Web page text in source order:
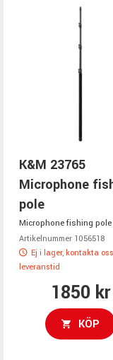
K&M 23765
Microphone
pole
Microphone fishing pole
Artikelnummer 1056518
Ej i lager, kontakta
leveranstid
1850 kr
KÖP